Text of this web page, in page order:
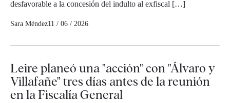
desfavorable a la concesión del indulto al exfiscal […]
Sara Méndez11 / 06 / 2026
Leire planeó una "acción" con "Álvaro y
Villafañe" tres días antes de la reunión
en la Fiscalía General